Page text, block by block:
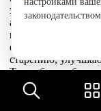
заметному
альпийской розы
восстанавливают
факторам
старению,
Товар был
В СРАВНЕНИЕ
чтобы посмотреть